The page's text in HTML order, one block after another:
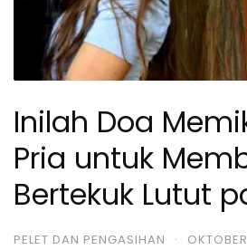
Inilah Doa
Pria untuk
Bertekuk Lutut
PELET DAN PENGASIHAN ·